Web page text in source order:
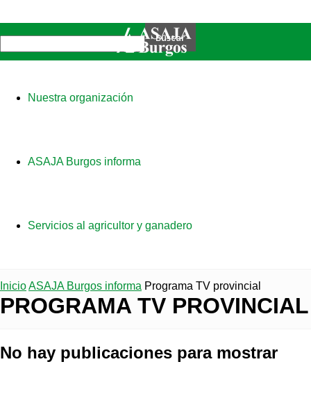
Nuestra organización
ASAJA Burgos informa
Servicios al agricultor y ganadero
InicioASAJA Burgos informa Programa TV provincial
PROGRAMA TV PROVINCIAL
No hay publicaciones para mostrar